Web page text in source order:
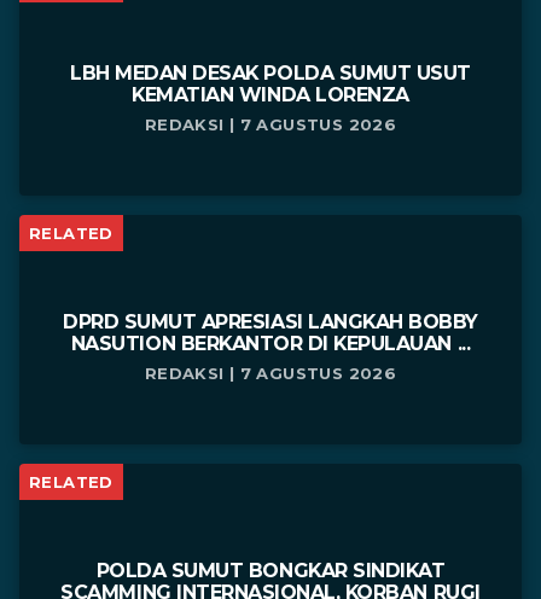
LBH MEDAN DESAK POLDA SUMUT USUT
KEMATIAN WINDA LORENZA
REDAKSI | 7 AGUSTUS 2026
RELATED
DPRD SUMUT APRESIASI LANGKAH BOBBY
NASUTION BERKANTOR DI KEPULAUAN ...
REDAKSI | 7 AGUSTUS 2026
RELATED
POLDA SUMUT BONGKAR SINDIKAT
SCAMMING INTERNASIONAL, KORBAN RUGI